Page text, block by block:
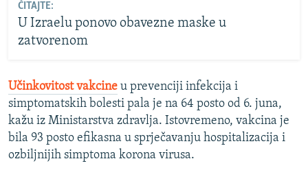
ČITAJTE:
U Izraelu ponovo obavezne maske u
zatvorenom
Učinkovitost vakcine u prevenciji infekcija i
simptomatskih bolesti pala je na 64 posto od 6. juna,
kažu iz Ministarstva zdravlja. Istovremeno, vakcina je
bila 93 posto efikasna u sprječavanju hospitalizacija i
ozbiljnijih simptoma korona virusa.